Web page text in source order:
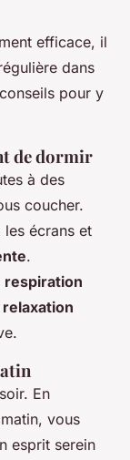
efficace, il
dans
pour y
de dormir
à des
coucher.
écrans et
.
respiration
relaxation
En
vous
esprit serein